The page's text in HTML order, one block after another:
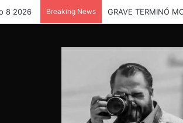
8 2026 Breaking News